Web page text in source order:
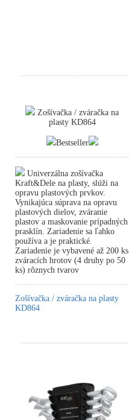
Zošívačka / zváračka na
plasty KD864
Bestseller
Univerzálna zošívačka
Kraft&Dele na plasty, slúži na
opravu plastových prvkov.
Vynikajúca súprava na opravu
plastových dielov, zváranie
plastov a maskovanie prípadných
prasklín. Zariadenie sa ľahko
používa a je praktické.
Zariadenie je vybavené až 200 ks
zváracích hrotov (4 druhy po 50
ks) rôznych tvarov
Zošívačka / zváračka na plasty
KD864